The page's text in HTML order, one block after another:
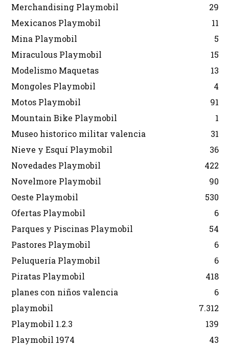
Merchandising Playmobil
29
Mexicanos Playmobil
11
Mina Playmobil
5
Miraculous Playmobil
15
Modelismo Maquetas
13
Mongoles Playmobil
4
Motos Playmobil
91
Mountain Bike Playmobil
1
Museo historico militar valencia
31
Nieve y Esquí Playmobil
36
Novedades Playmobil
422
Novelmore Playmobil
90
Oeste Playmobil
530
Ofertas Playmobil
6
Parques y Piscinas Playmobil
54
Pastores Playmobil
6
Peluquería Playmobil
6
Piratas Playmobil
418
planes con niños valencia
6
playmobil
7.312
Playmobil 1.2.3
139
Playmobil 1974
43